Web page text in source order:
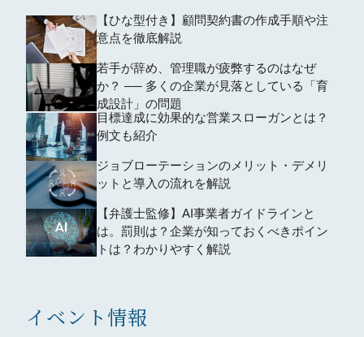
【ひな型付き】顧問契約書の作成手順や注
意点を徹底解説
若手が辞め、管理職が疲弊するのはなぜ
か？ ── 多くの企業が見落としている「育
成設計」の問題
目標達成に効果的な営業スローガンとは？
例文も紹介
ジョブローテーションのメリット・デメリ
ットと導入の流れを解説
【弁護士監修】AI事業者ガイドラインと
は。罰則は？企業が知っておくべきポイン
トは？わかりやすく解説
イベント情報